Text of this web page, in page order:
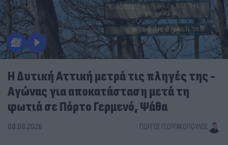
Η Δυτική Αττική μετρά τις πληγές της -
Αγώνας για αποκατάσταση μετά τη
φωτιά σε Πόρτο Γερμενό, Ψάθα
08.08.2026 ΓΙΏΡΓΟΣ ΓΕΩΡΓΑΚΌΠΟΥΛΟΣ